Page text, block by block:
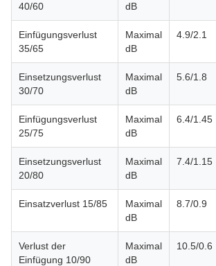
40/60
dB
Einfügungsverlust
35/65
Maximal
dB
4.9/2.1
Einsetzungsverlust
30/70
Maximal
dB
5.6/1.8
Einfügungsverlust
25/75
Maximal
dB
6.4/1.45
Einsetzungsverlust
20/80
Maximal
dB
7.4/1.15
Einsatzverlust 15/85
Maximal
dB
8.7/0.9
Verlust der
Einfügung 10/90
Maximal
dB
10.5/0.6